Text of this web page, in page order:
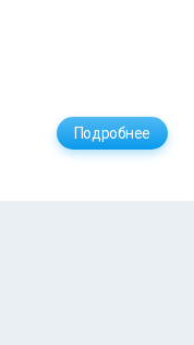
Подробнее